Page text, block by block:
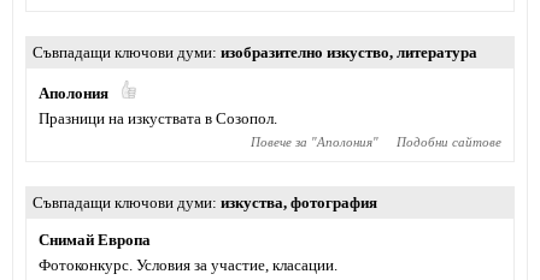
Съвпадащи ключови думи изобразително изкуство, литература
Аполония
Празници на изкуствата в Созопол.
Повече за "Аполония" Подобни сайтове
Съвпадащи ключови думи изкуства, фотография
Снимай Европа
Фотоконкурс. Условия за участие, класации.